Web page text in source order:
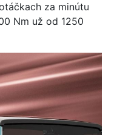
za minútu
Nm už od 1250